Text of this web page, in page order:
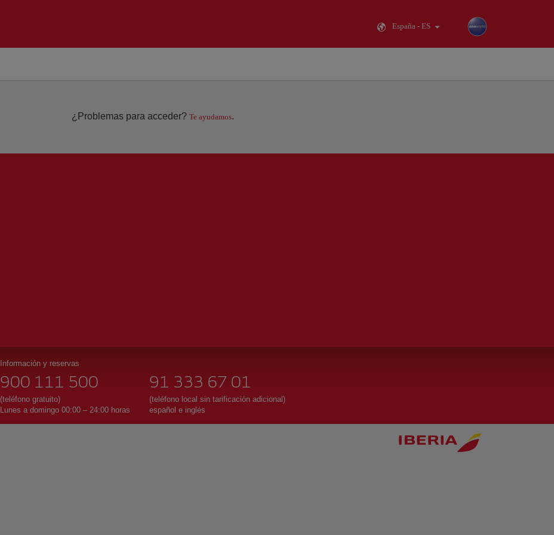
España - ES
¿Problemas para acceder? Te ayudamos.
Información y reservas
900 111 500
(teléfono gratuito)
Lunes a domingo 00:00 – 24:00 horas
91 333 67 01
(teléfono local sin tarificación adicional)
español e inglés